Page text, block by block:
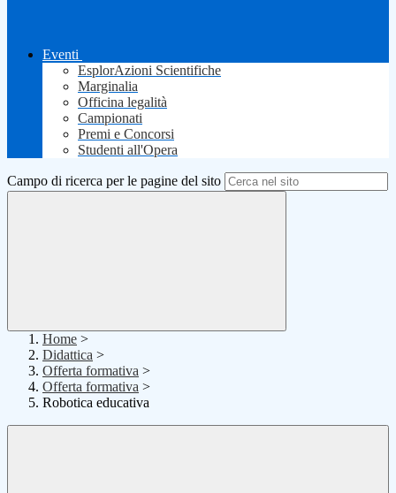
Eventi
EsplorAzioni Scientifiche
Marginalia
Officina legalità
Campionati
Premi e Concorsi
Studenti all'Opera
Campo di ricerca per le pagine del sito
Home >
Didattica >
Offerta formativa >
Offerta formativa >
Robotica educativa